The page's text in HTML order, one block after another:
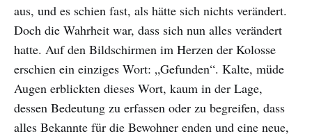
aus, und es schien fast, als hätte sich nichts verändert.
Doch die Wahrheit war, dass sich nun alles verändert
hatte. Auf den Bildschirmen im Herzen der Kolosse
erschien ein einziges Wort: „Gefunden“. Kalte, müde
Augen erblickten dieses Wort, kaum in der Lage,
dessen Bedeutung zu erfassen oder zu begreifen, dass
alles Bekannte für die Bewohner enden und eine neue,